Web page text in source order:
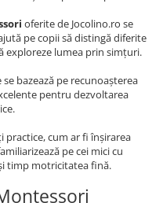
oferite de Jocolino.ro se
pe copii să distingă diferite
exploreze lumea prin simțuri.
bazează pe recunoașterea
pentru dezvoltarea
cum ar fi înșirarea
pe cei mici cu
timp motricitatea fină.